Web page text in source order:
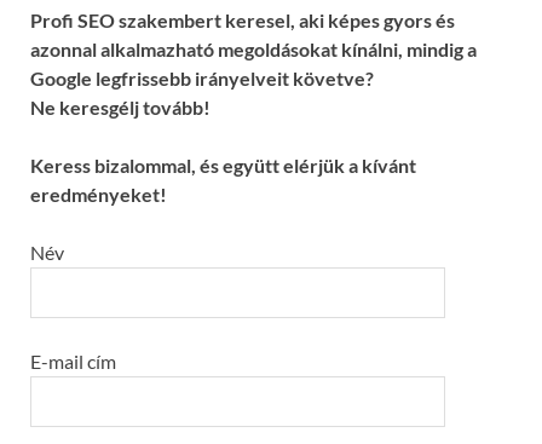
Profi SEO szakembert keresel, aki képes gyors és
azonnal alkalmazható megoldásokat kínálni, mindig a
Google legfrissebb irányelveit követve?
Ne keresgélj tovább!
Keress bizalommal, és együtt elérjük a kívánt
eredményeket!
Név
E-mail cím